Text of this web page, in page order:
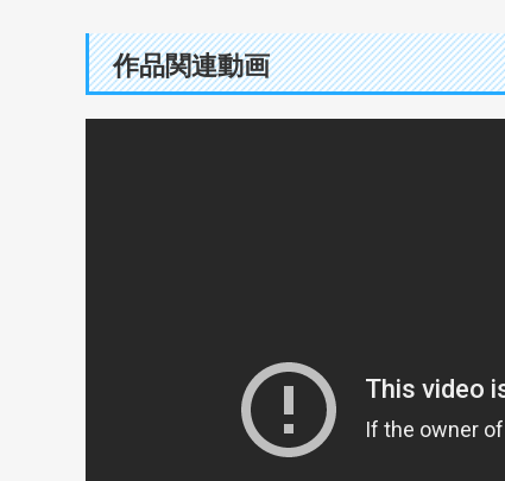
作品関連動画